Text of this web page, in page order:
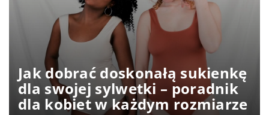
Jak dobrać doskonałą sukienkę
dla swojej sylwetki – poradnik
dla kobiet w każdym rozmiarze